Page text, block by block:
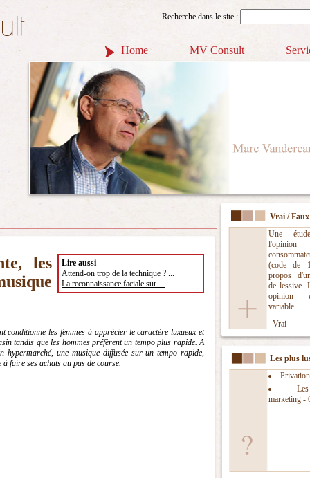
Recherche dans le site :
Home MV Consult
Vrai / Faux
Une
(code de
propos
de lessive.
opinion
variable ...
Vrai
Les plus
marketing -
les
Lire aussi
Attend-on trop de la technique ? ...
La reconnaissance faciale sur ...
conditionne les femmes à apprécier le caractère luxueux et
tandis que les hommes préfèrent un tempo plus rapide. A
hypermarché, une musique diffusée sur un tempo rapide,
à faire ses achats au pas de course.